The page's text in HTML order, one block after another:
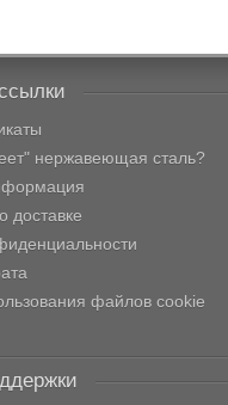
нержавеющая сталь?
доставке
файлов cookie